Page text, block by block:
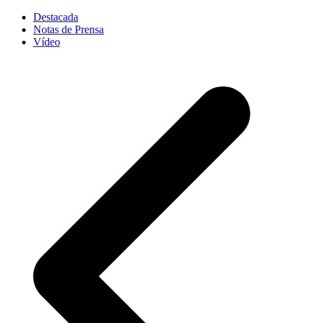
Destacada
Notas de Prensa
Vídeo